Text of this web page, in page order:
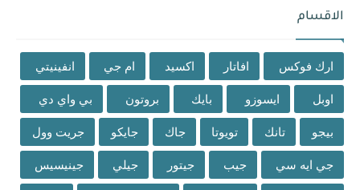
الاقسام
ارك فوكس افاتار اكسيد ام جي انفينيتي
اوبل ايسوزو بايك بروتون بي واي دي
بيجو تانك تويوتا جاك جايكو جريت وول
جي ايه سي جيب جيتور جيلي جينيسيس